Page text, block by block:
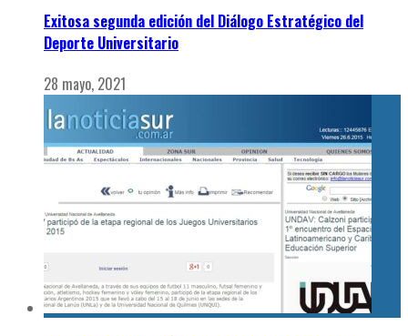
Exitosa segunda edición del Diálogo Estratégico del
Deporte Universitario
28 mayo, 2021